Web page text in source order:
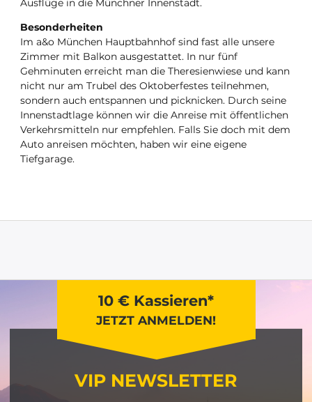
Ausflüge in die Münchner Innenstadt.
Besonderheiten
Im a&o München Hauptbahnhof sind fast alle unsere
Zimmer mit Balkon ausgestattet. In nur fünf
Gehminuten erreicht man die Theresienwiese und kann
nicht nur am Trubel des Oktoberfestes teilnehmen,
sondern auch entspannen und picknicken. Durch seine
Innenstadtlage können wir die Anreise mit öffentlichen
Verkehrsmitteln nur empfehlen. Falls Sie doch mit dem
Auto anreisen möchten, haben wir eine eigene
Tiefgarage.
10 € Kassieren*
JETZT ANMELDEN!
VIP NEWSLETTER